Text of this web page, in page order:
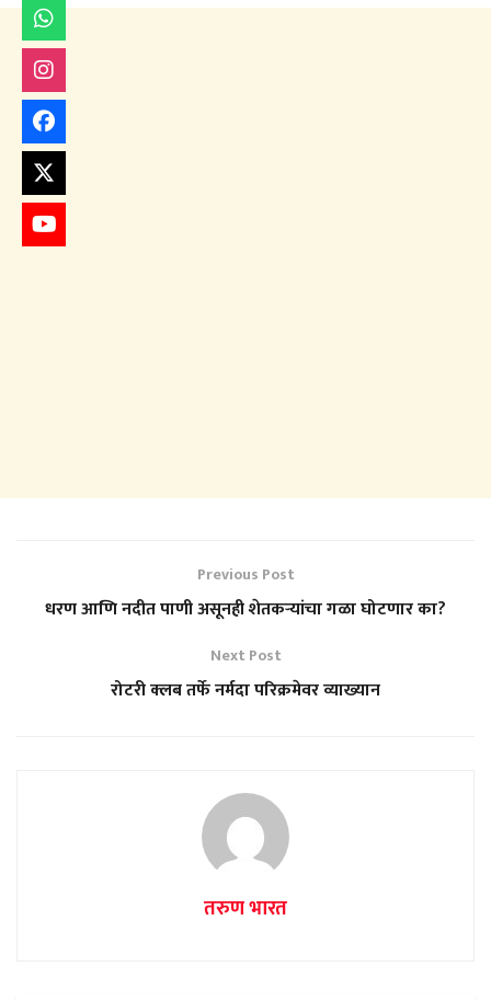
Previous Post
धरण आणि नदीत पाणी असूनही शेतकऱ्यांचा गळा घोटणार का?
Next Post
रोटरी क्लब तर्फे नर्मदा परिक्रमेवर व्याख्यान
तरुण भारत